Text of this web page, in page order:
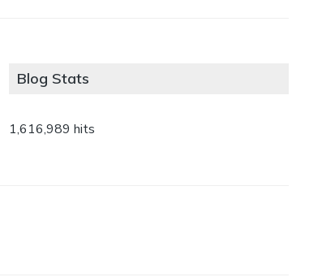
Blog Stats
1,616,989 hits